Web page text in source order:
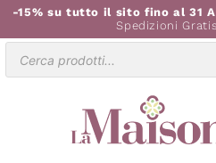
-15% su tutto il sito fino al 31
Spedizioni